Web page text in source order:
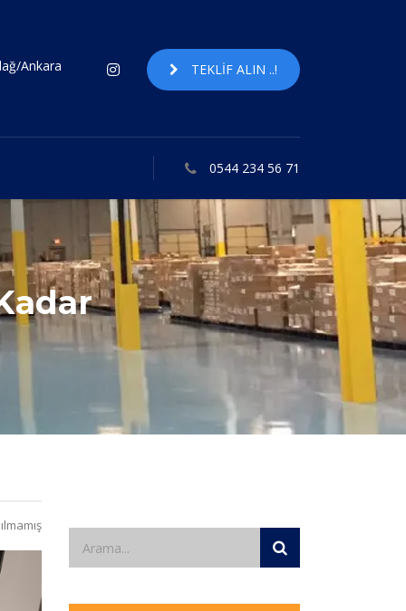
Ankara TEKLIF ALIN ..!
0544 234 56 71